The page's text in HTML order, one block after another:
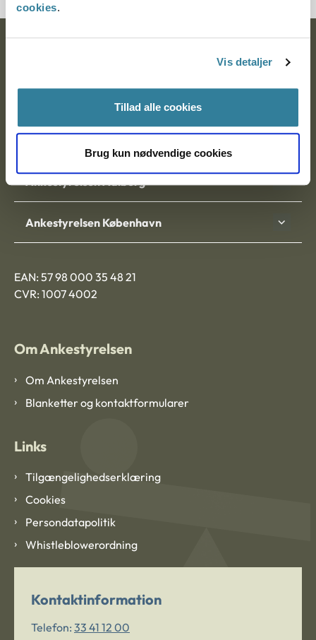
cookies.
Vis detaljer
Tillad alle cookies
Brug kun nødvendige cookies
9000 Aalborg
Ankestyrelsen Aalborg
Ankestyrelsen København
EAN: 57 98 000 35 48 21
CVR: 1007 4002
Om Ankestyrelsen
Om Ankestyrelsen
Blanketter og kontaktformularer
Links
Tilgængelighedserklæring
Cookies
Persondatapolitik
Whistleblowerordning
Kontaktinformation
Telefon: 33 41 12 00